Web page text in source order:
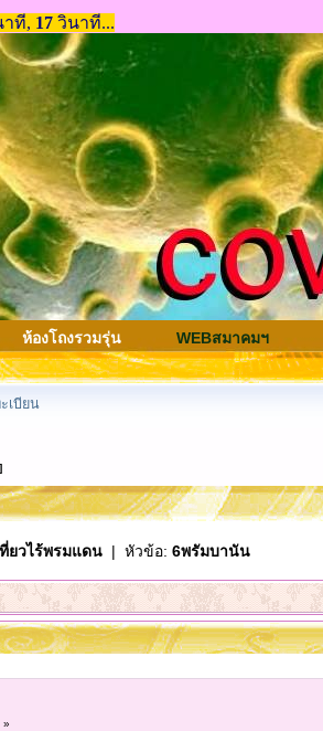
ห้องโถงรวมรุ่น WEBสมาคมฯ
เบียน
ยวไร้พรมแดน| หัวข้อ: 6พรัมบานัน
»